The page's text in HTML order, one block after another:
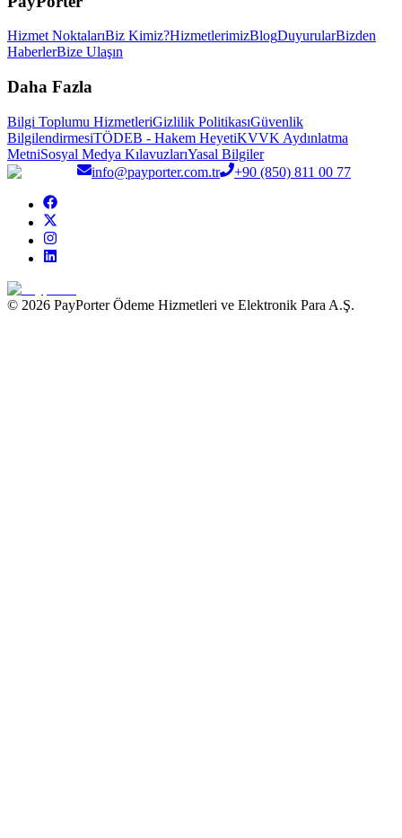
Hizmet NoktalarıBiz Kimiz?HizmetlerimizBlogDuyurularBizden
HaberlerBize Ulaşın
Daha Fazla
Bilgi Toplumu HizmetleriGizlilik PolitikasıGüvenlik
BilgilendirmesiTÖDEB - Hakem HeyetiKVVK Aydınlatma
MetniSosyal Medya KılavuzlarıYasal Bilgiler
info@payporter.com.tr
+90 (850) 811 00 77
© 2026 PayPorter Ödeme Hizmetleri ve Elektronik Para A.Ş.